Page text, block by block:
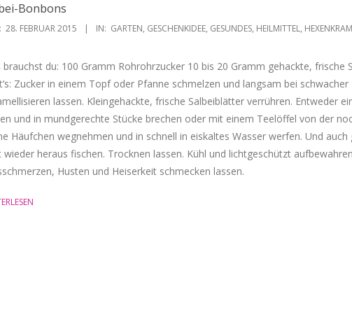
Bonbons
28. FEBRUAR 2015 IN: GARTEN, GESCHENKIDEE, GESUNDES, HEILMITTEL, HEXENKRAM
brauchst du: 100 Gramm Rohrohrzucker 10 bis 20 Gramm gehackte,
Zucker in einem Topf oder Pfanne schmelzen und langsam bei schwacher
lassen. Kleingehackte, frische Salbeiblätter verrühren. Entweder
und in mundgerechte Stücke brechen oder mit einem Teelöffel von der
Häufchen wegnehmen und in schnell in eiskaltes Wasser werfen. Und auch
wieder heraus fischen. Trocknen lassen. Kühl und lichtgeschützt
Husten und Heiserkeit schmecken lassen.